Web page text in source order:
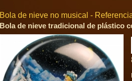
Bola de nieve no musical -
Bola de nieve tradicional de plástico